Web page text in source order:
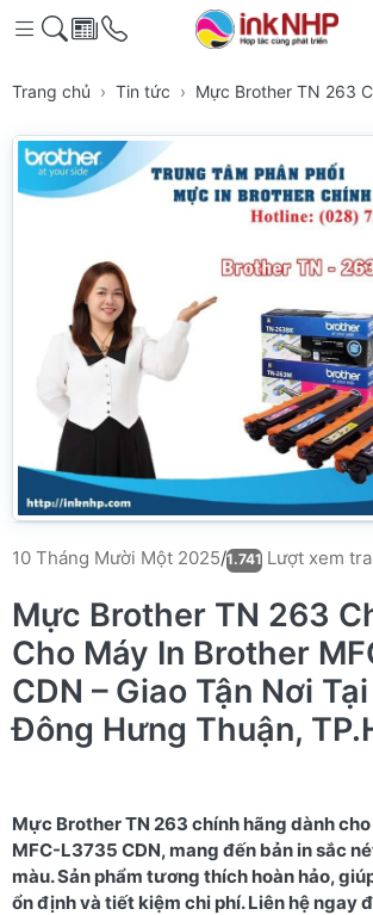
Trang chủ Tin tức Mực Brother TN 263
10 Tháng Mười Một 2025/1.741 Lượt xem
Mực Brother TN 263
Cho Máy In Brother
CDN – Giao Tận Nơi
Đông Hưng Thuận,
Mực Brother TN 263 chính hãng dành
MFC-L3735 CDN, mang đến bản in sắc
màu. Sản phẩm tương thích hoàn hảo,
ổn định và tiết kiệm chi phí. Liên hệ ngay